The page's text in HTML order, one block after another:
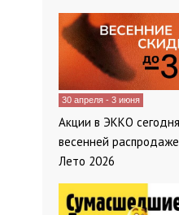
30 апреля - 3 июня
Акции в ЭККО
весенней
Лето 2026